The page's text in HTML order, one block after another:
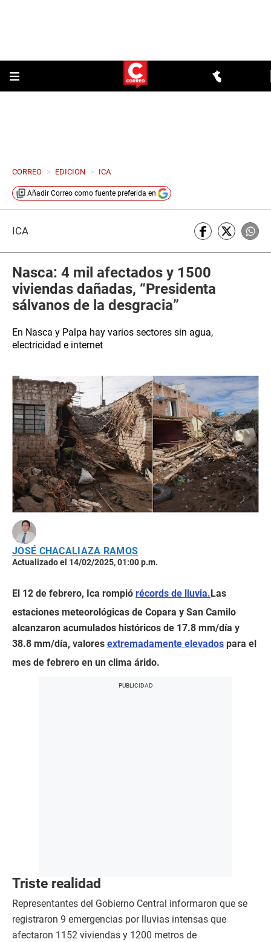
CORREO > EDICION > ICA
Añadir Correo como fuente preferida en
ICA
Nasca: 4 mil afectados y 1500
viviendas dañadas, “Presidenta
sálvanos de la desgracia”
En Nasca y Palpa hay varios sectores sin agua,
electricidad e internet
JOSÉ CHACALIAZA RAMOS
Actualizado el 14/02/2025, 01:00 p.m.
El 12 de febrero, Ica rompió récords de lluvia. Las
estaciones meteorológicas de Copara y San Camilo
alcanzaron acumulados históricos de 17.8 mm/día y
38.8 mm/día, valores extremadamente elevados para el
mes de febrero en un clima árido.
Triste realidad
Representantes del Gobierno Central informaron que se
registraron 9 emergencias por lluvias intensas que
afectaron 1152 viviendas y 1200 metros de